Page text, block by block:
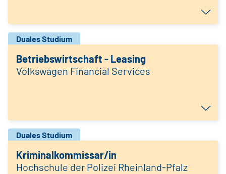
Duales Studium
Betriebswirtschaft - Leasing
Volkswagen Financial Services
Duales Studium
Kriminalkommissar/in
Hochschule der Polizei Rheinland-Pfalz